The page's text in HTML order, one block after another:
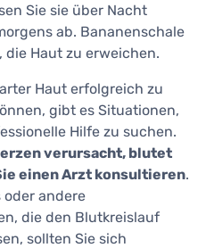
Sie sie über Nacht
ab. Bananenschale
Haut zu erweichen.
Haut erfolgreich zu
gibt es Situationen,
Hilfe zu suchen.
verursacht, blutet
einen Arzt konsultieren.
oder andere
die den Blutkreislauf
sollten Sie sich